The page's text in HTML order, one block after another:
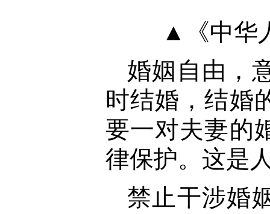
▲《中华
婚姻自由，
时结婚，结婚
要一对夫妻的
律保护。这是
禁止干涉婚